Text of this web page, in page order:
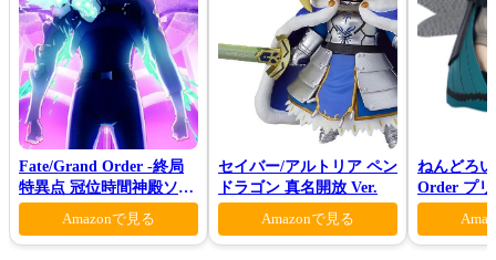
Fate/Grand Order -終局
特異点 冠位時間神殿ソロ
モン-(完全生産限定版)
Amazonで見る
セイバー/アルトリア ペン
ドラゴン 真名開放 Ver.
Amazonで見る
ねんどろ
Order プ
ロン ヴォ